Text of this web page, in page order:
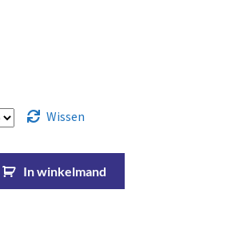
Wissen
In winkelmand